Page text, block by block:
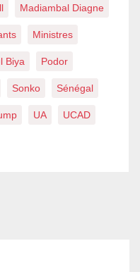
Madiambal Diagne
Ministres
Biya Podor
Sonko Sénégal
UA UCAD